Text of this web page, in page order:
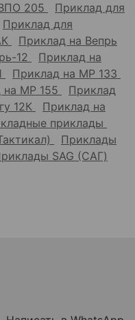
205
Приклад для
Приклад для
Приклад на Вепрь
12
Приклад на
Приклад на МР 133
на МР 155
Приклад
12К
Приклад на
приклады
Приклады
SAG (САГ)